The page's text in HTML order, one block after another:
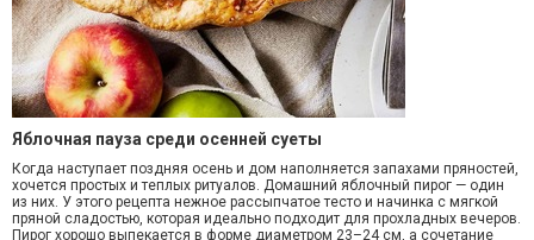
Яблочная пауза среди осенней суеты
Когда наступает поздняя осень и дом наполняется запахами пряностей,
хочется простых и теплых ритуалов. Домашний яблочный пирог — один
из них. У этого рецепта нежное рассыпчатое тесто и начинка с мягкой
пряной сладостью, которая идеально подходит для прохладных вечеров.
Пирог хорошо выпекается в форме диаметром 23–24 см, а сочетание